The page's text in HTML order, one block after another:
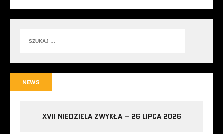
NEWS
XVII NIEDZIELA ZWYKŁA – 26 LIPCA 2026